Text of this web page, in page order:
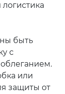
быть
с
или
защиты от